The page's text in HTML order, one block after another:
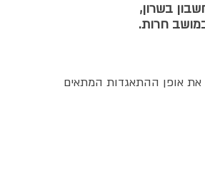
את אופן ההתאגדות המתאים
בשרון,
חרות.